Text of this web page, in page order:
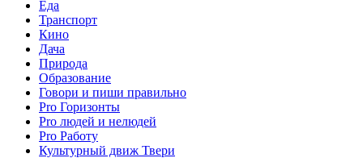
Еда
Транспорт
Кино
Дача
Природа
Образование
Говори и пиши правильно
Pro Горизонты
Pro людей и нелюдей
Pro Работу
Культурный движ Твери